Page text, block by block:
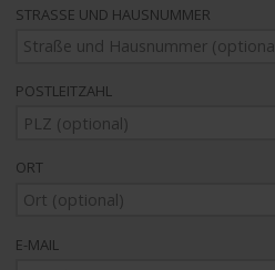
STRASSE UND HAUSNUMMER
POSTLEITZAHL
ORT
E-MAIL